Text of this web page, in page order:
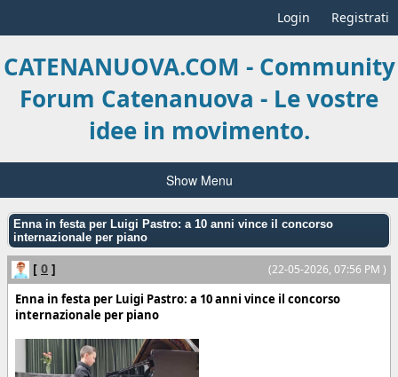
Login Registrati
CATENANUOVA.COM - Community
Forum Catenanuova - Le vostre
idee in movimento.
Show Menu
Enna in festa per Luigi Pastro: a 10 anni vince il concorso
internazionale per piano
(22-05-2026, 07:56 PM )
[ 0 ]
Enna in festa per Luigi Pastro: a 10 anni vince il concorso
internazionale per piano